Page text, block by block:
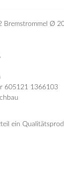
Bremstrommel Ø
605121 1366103
ein